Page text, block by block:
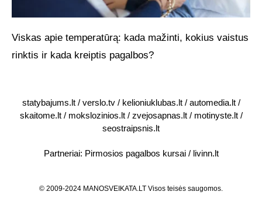
Viskas apie temperatūrą: kada mažinti, kokius vaistus
rinktis ir kada kreiptis pagalbos?
statybajums.lt/ verslo.tv/ kelioniuklubas.lt/ automedia.lt/
skaitome.lt/ mokslozinios.lt/ zvejosapnas.lt/ motinyste.lt/
seostraipsnis.lt
Partneriai: Pirmosios pagalbos kursai/ livinn.lt
© 2009-2024 MANOSVEIKATA.LT Visos teisės saugomos.